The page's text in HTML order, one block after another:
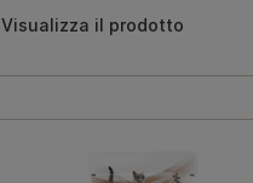
Visualizza il prodotto